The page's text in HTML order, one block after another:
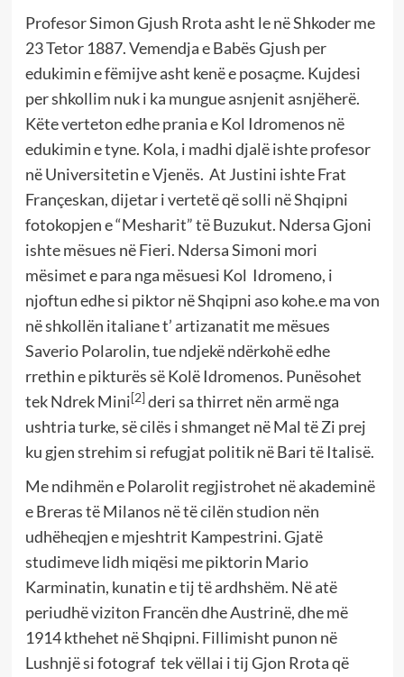
Profesor Simon Gjush Rrota asht le në Shkoder me
23 Tetor 1887. Vemendja e Babës Gjush per
edukimin e fëmijve asht kenë e posaçme. Kujdesi
per shkollim nuk i ka mungue asnjenit asnjëherë.
Këte verteton edhe prania e Kol Idromenos në
edukimin e tyne. Kola, i madhi djalë ishte profesor
në Universitetin e Vjenës. At Justini ishte Frat
Françeskan, dijetar i vertetë që solli në Shqipni
fotokopjen e “Mesharit” të Buzukut. Ndersa Gjoni
ishte mësues në Fieri. Ndersa Simoni mori
mësimet e para nga mësuesi Kol Idromeno, i
njoftun edhe si piktor në Shqipni aso kohe.e ma von
në shkollën italiane t’ artizanatit me mësues
Saverio Polarolin, tue ndjekë ndërkohë edhe
rrethin e pikturës së Kolë Idromenos. Punësohet
tek Ndrek Mini[2]deri sa thirret nën armë nga
ushtria turke, së cilës i shmanget në Mal të Zi prej
ku gjen strehim si refugjat politik në Bari të Italisë.
Me ndihmën e Polarolit regjistrohet në akademinë
e Breras të Milanos në të cilën studion nën
udhëheqjen e mjeshtrit Kampestrini. Gjatë
studimeve lidh miqësi me piktorin Mario
Karminatin, kunatin e tij të ardhshëm. Në atë
periudhë viziton Francën dhe Austrinë, dhe më
1914 kthehet në Shqipni. Fillimisht punon në
Lushnjë si fotograf tek vëllai i tij Gjon Rrota që